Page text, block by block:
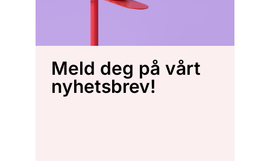
Meld deg på vårt
nyhetsbrev!